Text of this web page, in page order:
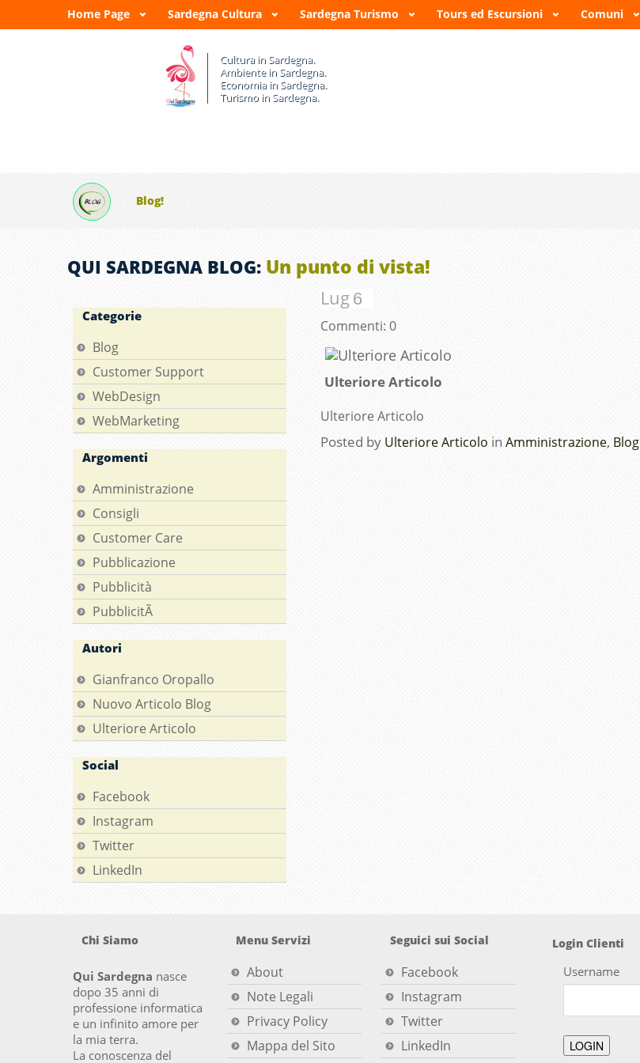
Home Page Sardegna Cultura Sardegna Turismo Tours ed Escursioni Comuni
Cultura in Sardegna.
Ambiente in Sardegna.
Economia in Sardegna.
Turismo in Sardegna.
Blog!
QUI SARDEGNA BLOG: Un punto di vista!
Lug 6
Commenti: 0
Ulteriore Articolo
Ulteriore Articolo
Posted by Ulteriore Articolo in Amministrazione, Blog
Categorie
Blog
Customer Support
WebDesign
WebMarketing
Argomenti
Amministrazione
Consigli
Customer Care
Pubblicazione
Pubblicità
PubblicitÃ
Autori
Gianfranco Oropallo
Nuovo Articolo Blog
Ulteriore Articolo
Social
Facebook
Instagram
Twitter
LinkedIn
Chi Siamo
Qui Sardegna nasce
dopo 35 anni di
professione informatica
e un infinito amore per
la mia terra.
La conoscenza del
Menu Servizi
About
Note Legali
Privacy Policy
Mappa del Sito
Seguici sui Social
Facebook
Instagram
Twitter
LinkedIn
Login Clienti
Username